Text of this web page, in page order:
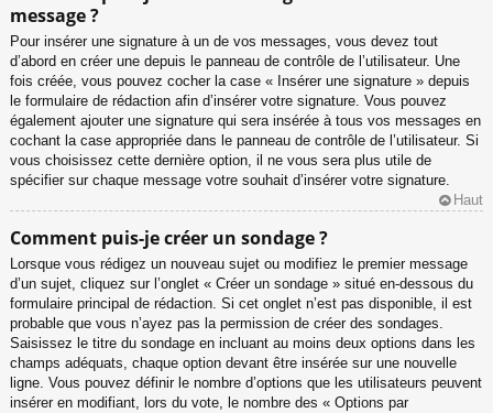
message ?
Pour insérer une signature à un de vos messages, vous devez tout
d’abord en créer une depuis le panneau de contrôle de l’utilisateur. Une
fois créée, vous pouvez cocher la case « Insérer une signature » depuis
le formulaire de rédaction afin d’insérer votre signature. Vous pouvez
également ajouter une signature qui sera insérée à tous vos messages en
cochant la case appropriée dans le panneau de contrôle de l’utilisateur. Si
vous choisissez cette dernière option, il ne vous sera plus utile de
spécifier sur chaque message votre souhait d’insérer votre signature.
Haut
Comment puis-je créer un sondage ?
Lorsque vous rédigez un nouveau sujet ou modifiez le premier message
d’un sujet, cliquez sur l’onglet « Créer un sondage » situé en-dessous du
formulaire principal de rédaction. Si cet onglet n’est pas disponible, il est
probable que vous n’ayez pas la permission de créer des sondages.
Saisissez le titre du sondage en incluant au moins deux options dans les
champs adéquats, chaque option devant être insérée sur une nouvelle
ligne. Vous pouvez définir le nombre d’options que les utilisateurs peuvent
insérer en modifiant, lors du vote, le nombre des « Options par